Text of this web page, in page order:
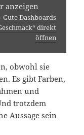
anzeigen
Dashboards
direkt
öffnen
obwohl sie
Es gibt Farben,
und
trotzdem
Aussage sein